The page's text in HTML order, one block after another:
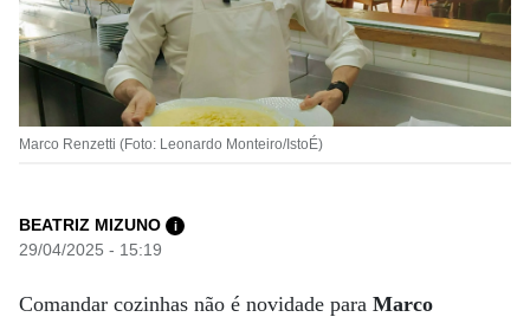
Marco Renzetti (Foto: Leonardo Monteiro/IstoÉ)
BEATRIZ MIZUNO i
29/04/2025 - 15:19
Comandar cozinhas não é novidade para Marco